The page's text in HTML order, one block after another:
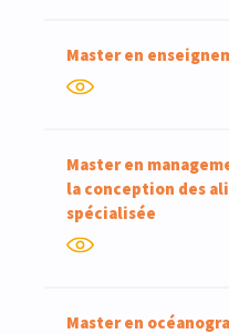
Master en
Master en
la conception des
spécialisée
Master en